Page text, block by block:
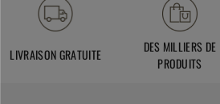
LIVRAISON GRATUITE
DES MILLIERS DE
PRODUITS